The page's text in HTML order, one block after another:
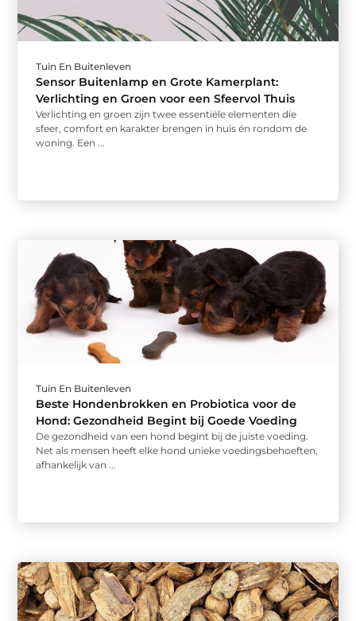
Tuin En Buitenleven
Sensor Buitenlamp en Grote Kamerplant:
Verlichting en Groen voor een Sfeervol Thuis
Verlichting en groen zijn twee essentiële elementen die
sfeer, comfort en karakter brengen in huis én rondom de
woning. Een ...
Tuin En Buitenleven
Beste Hondenbrokken en Probiotica voor de
Hond: Gezondheid Begint bij Goede Voeding
De gezondheid van een hond begint bij de juiste voeding.
Net als mensen heeft elke hond unieke voedingsbehoeften,
afhankelijk van ...